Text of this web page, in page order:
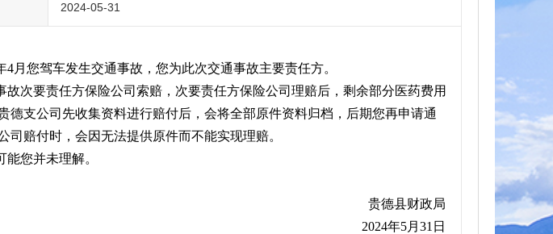
2024-05-31
月您驾车发生交通事故，您为此次交通事故主要责任方。
次要责任方保险公司索赔，次要责任方保险公司理赔后，剩余部分医药费用
德支公司先收集资料进行赔付后，会将全部原件资料归档，后期您再申请通
赔付时，会因无法提供原件而不能实现理赔。
您并未理解。
贵德县财政局
2024年5月31日